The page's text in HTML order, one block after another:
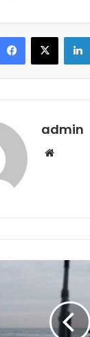
Facebook
X
admin